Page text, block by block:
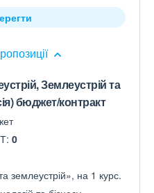
Землеустрій та
бюджет/контракт
0
землеустрій», на 1 курс.